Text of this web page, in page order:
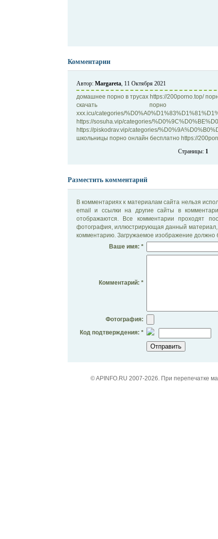
Комментарии
Автор: Margareta, 11 Октября 2021
домашнее порно в трусах https://200porno.top/
скачать порно
xxx.icu/categories/
https://sosuha.vip/categories/
https://piskodrav.vip/categories/
школьницы порно онлайн бесплатно https://
Страницы: 1
Разместить комментарий
В комментариях к материалам сайта нельзя
email и ссылки на другие сайты в
отображаются. Все комментарии проходят
фотография, иллюстрирующая данный материал,
комментарию. Загружаемое изображение должно
Ваше имя: *
Комментарий: *
Фотография:
Код подтверждения: *
© APINFO.RU 2007-2026. При перепечатке